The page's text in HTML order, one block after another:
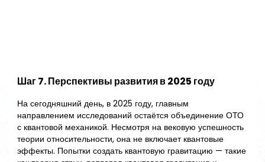
Шаг 7. Перспективы развития в 2025 году
На сегодняшний день, в 2025 году, главным
направлением исследований остаётся объединение ОТО
с квантовой механикой. Несмотря на вековую успешность
теории относительности, она не включает квантовые
эффекты. Попытки создать квантовую гравитацию — такие